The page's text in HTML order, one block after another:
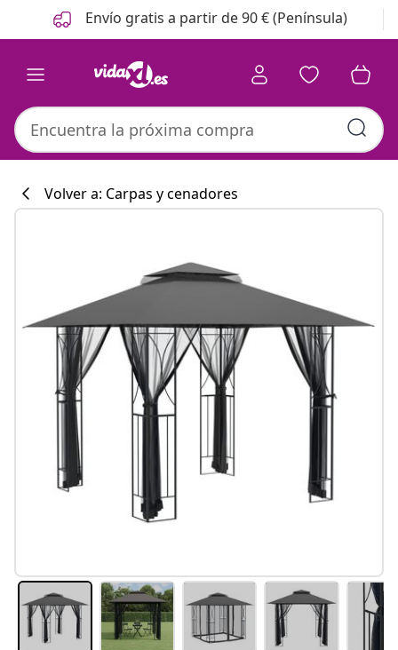
Anterior
Siguiente Envío gratis a partir de 90 € (Península)
#sharemevidaxl
Volver a: Carpas y cenadores